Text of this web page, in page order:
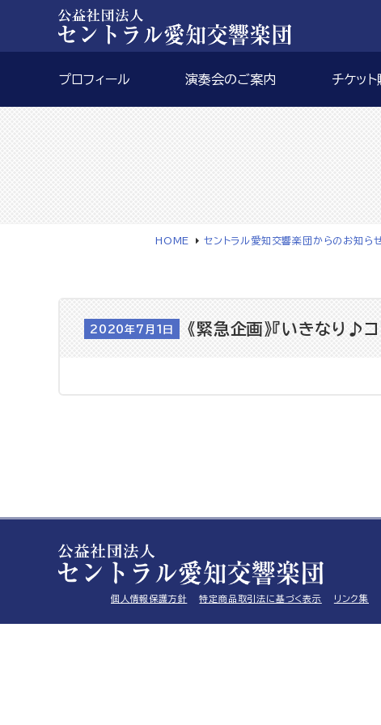
プロフィール 演奏会のご案内 チケッ
HOME セントラル愛知交響楽団からのお知ら
2020年7月1日 《緊急企画》『いきなり
個人情報保護方針 特定商品取引法に基づく表示 リンク集